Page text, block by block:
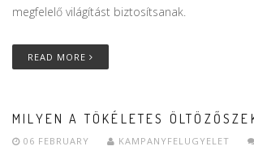
megfelelő világítást biztosítsanak.
READ MORE
MILYEN A TÖKÉLETES
06 FEBRUARY KAMPANYFELUGYELET